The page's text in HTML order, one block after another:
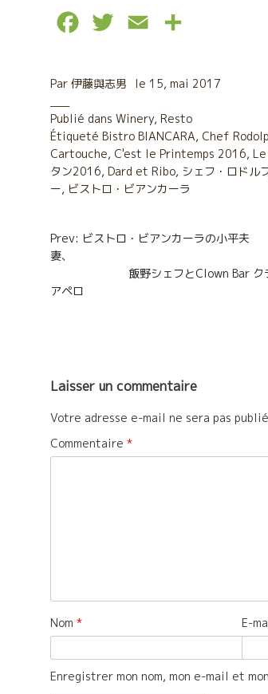
c
b
o
o
i
t
e
r
a
l
a
g
e
Par 伊藤與志男 le 15, mai 2017
Publié dans Winery, Resto
Étiqueté Bistro BIANCARA, Chef
Cartouche, C'est le Printemps 2016,
タン2016, Dard et Ribo, シェフ・ロドル
ー, ビストロ・ビアンカーラ
Navigation
de
l’article
Prev: ビストロ・ビアンカーラの小平夫
妻
飯野シェフとClown Bar クラ
アペロ
Laisser un commentaire
Votre adresse e-mail ne sera pas
Commentaire *
Nom * E-
Enregistrer mon nom, mon e-mail et